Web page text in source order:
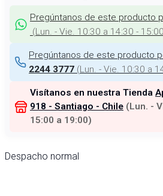
Pregúntanos de este producto
(Lun. - Vie. 10:30 a 14:30 -
Pregúntanos de este producto
2244 3777 (Lun. - Vie. 10:30 a
Visítanos en nuestra Tienda
918 - Santiago - Chile (Lun. -
15:00 a 19:00)
Despacho normal